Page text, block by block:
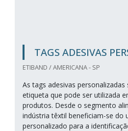
TAGS ADESIVAS
ETIBAND / AMERICANA - SP
As tags adesivas
etiqueta que pode ser utilizada
produtos. Desde o segmento
indústria têxtil beneficiam-se do
personalizado para a